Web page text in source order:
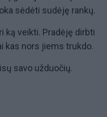
sėdėti sudėję rankų.
ką veikti. Pradėję dirbti
kas nors jiems trukdo.
savo užduočių.